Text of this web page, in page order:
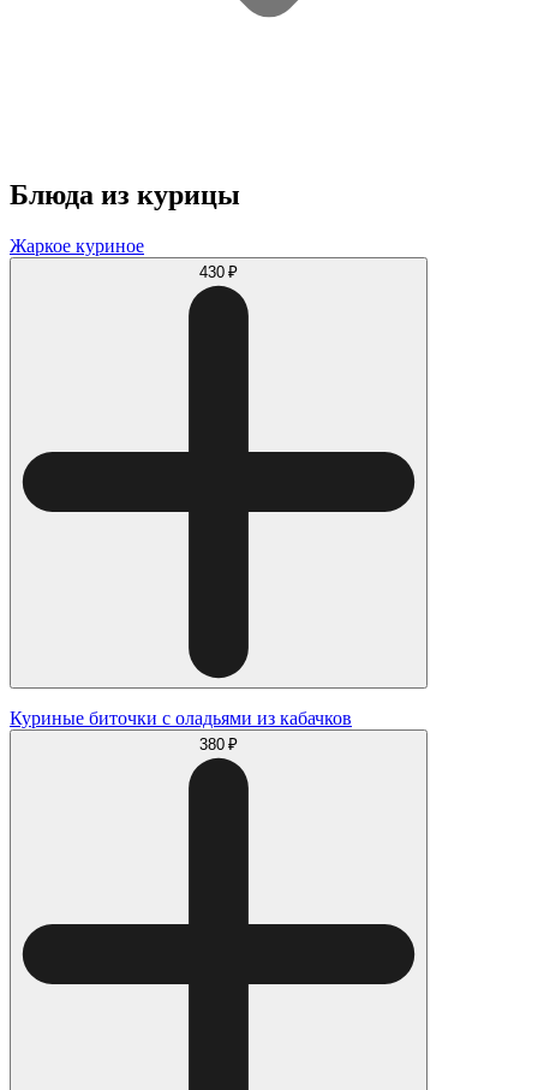
Блюда из курицы
Жаркое куриное
430 ₽
Куриные биточки с оладьями из кабачков
380 ₽